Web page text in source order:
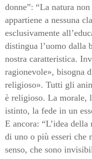
donne”: “La natura
appartiene a nessuna
esclusivamente
distingua l’uomo dalla
nostra caratteristica.
ragionevole», bisogna
religioso». Tutti gli
è religioso. La morale,
istinto, la fede in un
E ancora: “L’idea della
di uno o più esseri che
senso, che sono